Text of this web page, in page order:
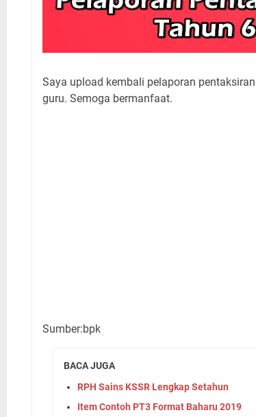
Saya upload kembali pelaporan
guru. Semoga bermanfaat.
Sumber:bpk
BACA JUGA
RPH Sains KSSR Lengkap Setahun
Item Contoh PT3 Format Baharu 2019